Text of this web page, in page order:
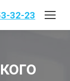
32-23